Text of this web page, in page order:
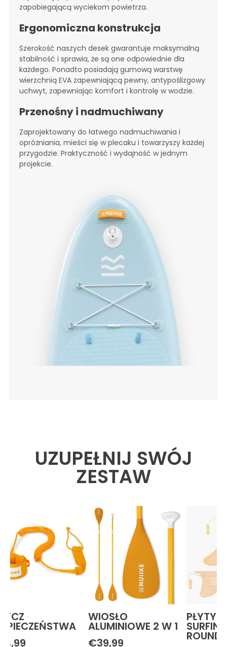
zapobiegającą wyciekom powietrza.
Ergonomiczna konstrukcja
Szerokość naszych desek gwarantuje maksymalną
stabilność i sprawia, że są one odpowiednie dla
każdego. Ponadto posiadają gumową warstwę
wierzchnią EVA zapewniającą pewny, antypoślizgowy
uchwyt, zapewniając komfort i kontrolę w wodzie.
Przenośny i nadmuchiwany
Zaprojektowany do łatwego nadmuchiwania i
opróżniania, mieści się w plecaku i towarzyszy każdej
przygodzie. Praktyczność i wydajność w jednym
projekcie.
UZUPEŁNIJ SWÓJ
ZESTAW
WIOSŁO
ALUMINIOWE 2 W 1
€39,99
PŁYTY
ROUND